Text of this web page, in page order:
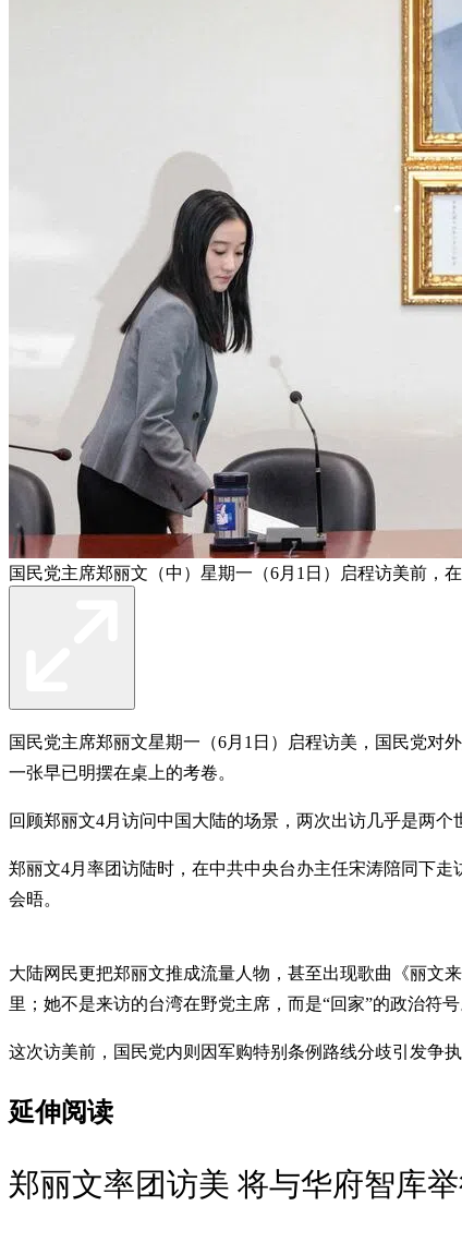
国民党主席郑丽文（中）星期一（6月1日）启程访美前，
国民党主席郑丽文星期一（6月1日）启程访美，国民党对外
一张早已明摆在桌上的考卷。
回顾郑丽文4月访问中国大陆的场景，两次出访几乎是两个
郑丽文4月率团访陆时，在中共中央台办主任宋涛陪同下走
会晤。
大陆网民更把郑丽文推成流量人物，甚至出现歌曲《丽文
里；她不是来访的台湾在野党主席，而是“回家”的政治符号
这次访美前，国民党内则因军购特别条例路线分歧引发争
延伸阅读
郑丽文率团访美 将与华府智库